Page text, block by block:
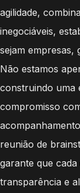
agilidade,
inegociáveis,
sejam empresas,
Não estamos
construindo uma
compromisso
reunião de
garante que
transparência e